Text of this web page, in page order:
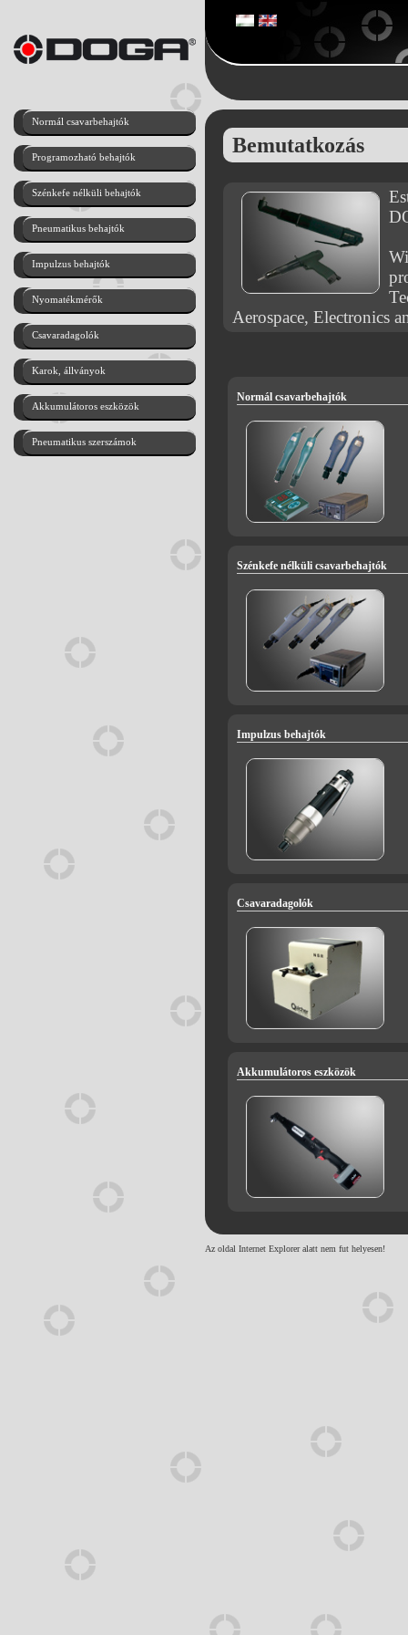
Normál csavarbehajtók
Programozható behajtók
Szénkefe nélküli behajtók
Pneumatikus behajtók
Impulzus behajtók
Nyomatékmérők
Csavaradagolók
Karok, állványok
Akkumulátoros eszközök
Pneumatikus szerszámok
Bemutatkozás
Aerospace, Electronics
Normál csavarbehajtók
Szénkefe nélküli csavarbehajtók
Impulzus behajtók
Csavaradagolók
Akkumulátoros eszközök
Az oldal Internet Explorer alatt nem fut helyesen!